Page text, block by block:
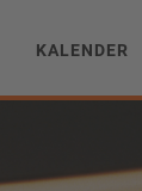
KALENDER